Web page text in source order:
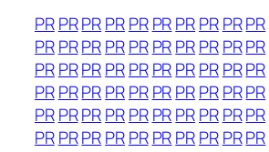
PRPRPRPRPR PRPRPRPRPR
PRPRPRPRPR PRPRPRPRPR
PRPRPRPRPR PRPRPRPRPR
PRPRPRPRPR PRPRPRPRPR
PRPRPRPRPR PRPRPRPRPR
PRPRPRPRPR PRPRPRPRPR